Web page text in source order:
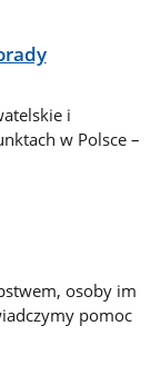
i
w Polsce –
osoby im
pomoc